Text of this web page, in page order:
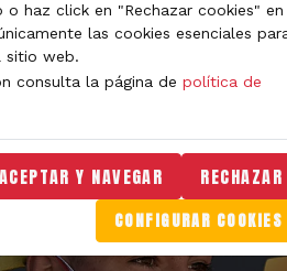
haz click en "Rechazar cookies" en
las cookies esenciales
sitio web.
consulta la página de política de
ACEPTAR Y NAVEGAR RECHAZAR
CONFIGURAR COOKIES